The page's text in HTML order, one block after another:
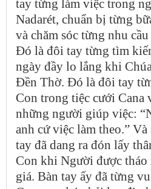
tay từng làm việc trong
Nadarét, chuẩn bị từng
và chăm sóc từng nhu
Đó là đôi tay từng tìm
ngày đầy lo lắng khi
Đền Thờ. Đó là đôi tay
Con trong tiệc cưới Cana
những người giúp việc:
anh cứ việc làm theo.”
tay đã dang ra đón lấy
Con khi Người được
giá. Bàn tay ấy đã từng